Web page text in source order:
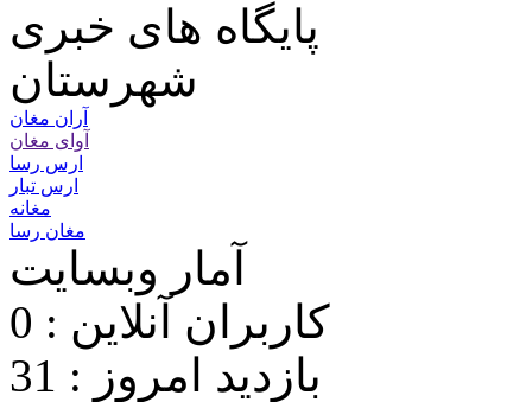
پایگاه های خبری
شهرستان
آران مغان
آوای مغان
ارس رسا
ارس تبار
مغانه
مغان رسا
آمار وبسایت
کاربران آنلاین : 0
بازدید امروز : 31